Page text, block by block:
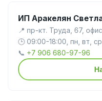
ИП Аракелян
📍 пр-кт. Труда, 67,
🕒 09:00-18:00, пн, вт,
📞 +7 906 680-97-96